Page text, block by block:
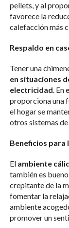
pellets, y al
favorece la
calefacción más
Respaldo en
Tener una
en situaciones
electricidad. En
proporciona una
el hogar se
otros sistemas
Beneficios para
El ambiente
también es
crepitante de la
fomentar la
ambiente
promover un